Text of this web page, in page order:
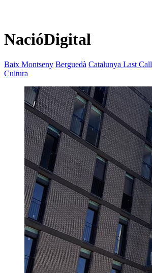
NacióDigital
Baix Montseny Berguedà Catalunya Last Call
Cultura